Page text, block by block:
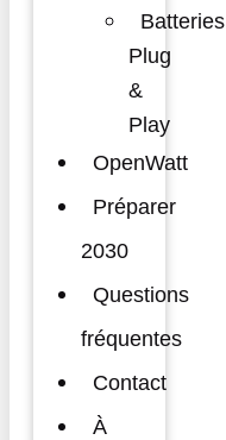
Batteries
Plug
&
Play
OpenWatt
Préparer
2030
Questions
fréquentes
Contact
À